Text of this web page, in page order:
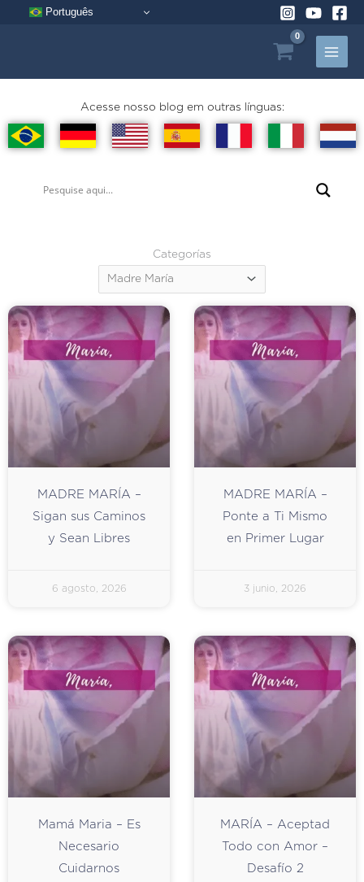
Português
Acesse nosso blog em outras línguas:
Categorías
Categorías
MADRE MARÍA –
Sigan sus Caminos
y Sean Libres
6 agosto, 2026
MADRE MARÍA –
Ponte a Ti Mismo
en Primer Lugar
3 junio, 2026
Mamá Maria – Es
Necesario
Cuidarnos
MARÍA – Aceptad
Todo con Amor –
Desafío 2
PáginaPáginaPáginaPágina